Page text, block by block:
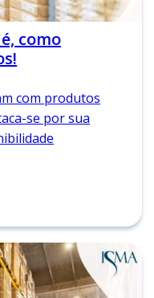
como
com produtos
se por sua